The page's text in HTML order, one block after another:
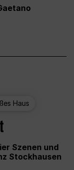
Haus
Szenen und
Stockhausen